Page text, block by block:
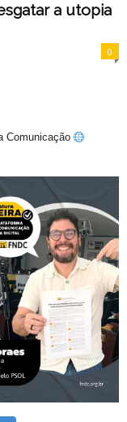
a utopia
0
Comunicação